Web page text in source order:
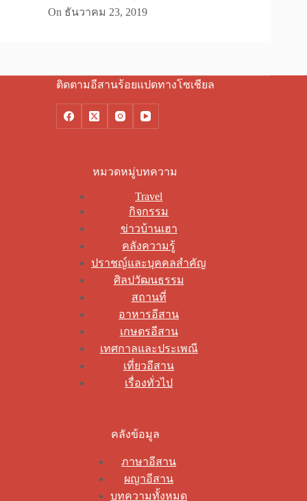
On ธันวาคม 23, 2019
ติดตามอีสานร้อยแปดทางโซเชียล
หมวดหมู่บทความ
Travel
กิจกรรม
ข่าวบ้านเฮา
คลังความรู้
ปราชญ์และบุคคลสำคัญ
ศิลปวัฒนธรรม
สถานที่
อาหารอีสาน
เกษตรอีสาน
เทศกาลและประเพณี
เที่ยวอีสาน
เรื่องทั่วไป
คลังข้อมูล
ภาษาอีสาน
ผญาอีสาน
บทความทั้งหมด